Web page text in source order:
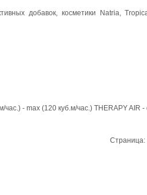
добавок, косметики Natria,
час.) - max (120 куб.м/час.) THERAPY
Страница: